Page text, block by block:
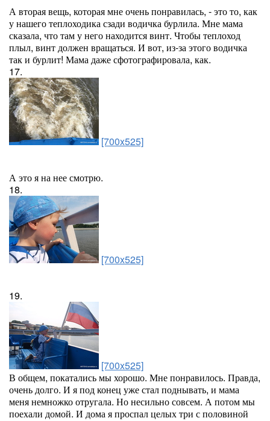
А вторая вещь, которая мне очень понравилась, - это то, как
у нашего теплоходика сзади водичка бурлила. Мне мама
сказала, что там у него находится винт. Чтобы теплоход
плыл, винт должен вращаться. И вот, из-за этого водичка
так и бурлит! Мама даже сфотографировала, как.
17.
[700x525]
А это я на нее смотрю.
18.
[700x525]
19.
[700x525]
В общем, покатались мы хорошо. Мне понравилось. Правда,
очень долго. И я под конец уже стал поднывать, и мама
меня немножко отругала. Но несильно совсем. А потом мы
поехали домой. И дома я проспал целых три с половиной